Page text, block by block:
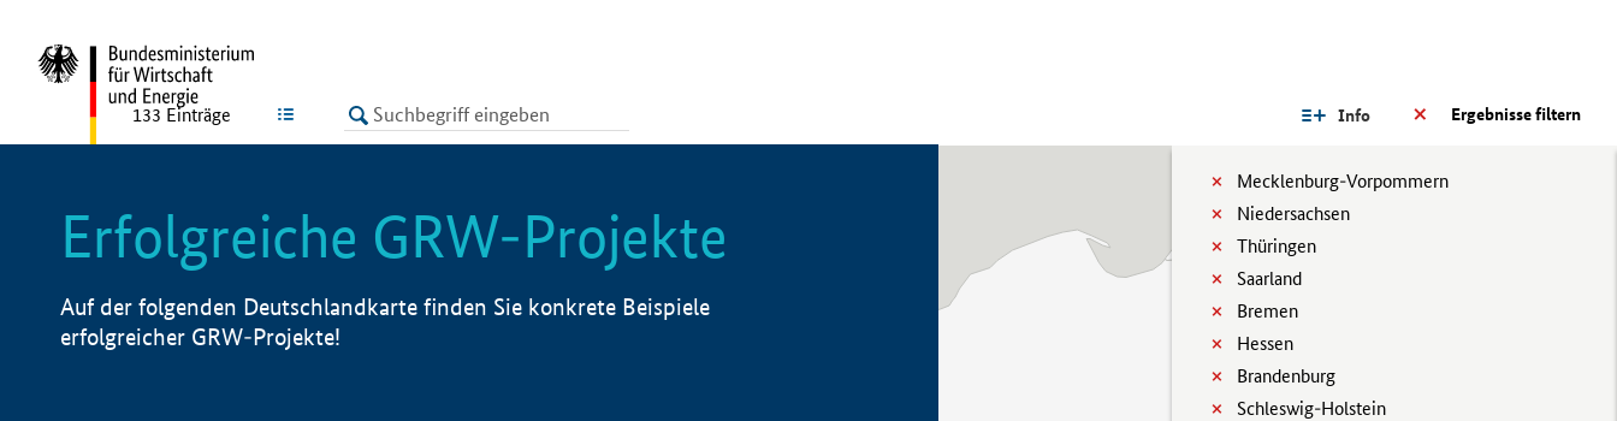
LISTE Ergebnisse filtern
Info
Mecklenburg-Vorpommern
Niedersachsen
Thüringen
Saarland
Bremen
Hessen
Brandenburg
Schleswig-Holstein
133 Einträge
Erfolgreiche GRW-Projekte
Auf der folgenden Deutschlandkarte finden Sie konkrete Beispiele
erfolgreicher GRW-Projekte!